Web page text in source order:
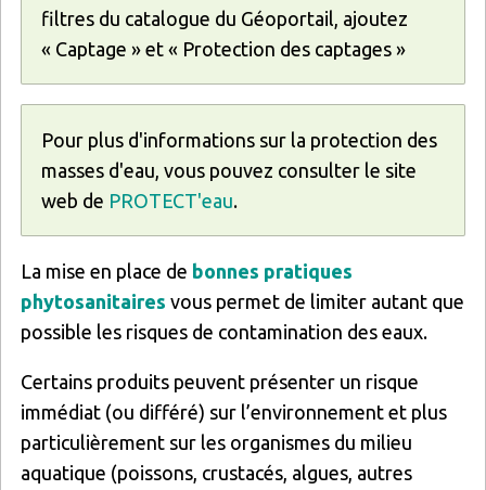
filtres du catalogue du Géoportail, ajoutez
« Captage » et « Protection des captages »
Pour plus d'informations sur la protection des
masses d'eau, vous pouvez consulter le site
web de PROTECT'eau.
La mise en place de bonnes pratiques
phytosanitaires vous permet de limiter autant que
possible les risques de contamination des eaux.
Certains produits peuvent présenter un risque
immédiat (ou différé) sur l’environnement et plus
particulièrement sur les organismes du milieu
aquatique (poissons, crustacés, algues, autres